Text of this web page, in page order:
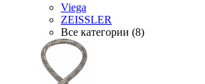
Viega
ZEISSLER
Все категории (8)